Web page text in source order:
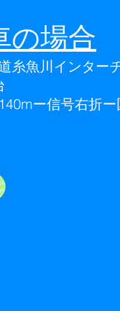
の場合
糸魚川インター
ー信号右折